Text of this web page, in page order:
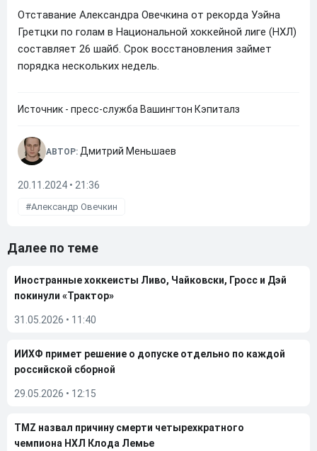
Отставание Александра Овечкина от рекорда Уэйна
Гретцки по голам в Национальной хоккейной лиге (НХЛ)
составляет 26 шайб. Срок восстановления займет
порядка нескольких недель.
Источник - пресс-служба Вашингтон Кэпиталз
АВТОР: Дмитрий Меньшаев
20.11.2024 • 21:36
Александр Овечкин
Далее по теме
Иностранные хоккеисты Ливо, Чайковски, Гросс и Дэй
покинули «Трактор»
31.05.2026 • 11:40
ИИХФ примет решение о допуске отдельно по каждой
российской сборной
29.05.2026 • 12:15
TMZ назвал причину смерти четырехкратного
чемпиона НХЛ Клода Лемье